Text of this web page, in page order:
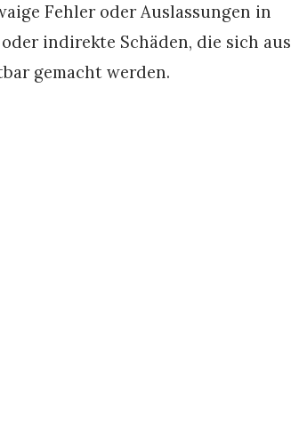
Fehler oder Auslassungen in
indirekte Schäden, die sich aus
gemacht werden.